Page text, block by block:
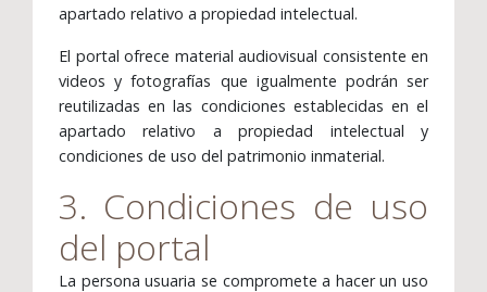
apartado relativo a propiedad intelectual.
El portal ofrece material audiovisual consistente en
videos y fotografías que igualmente podrán ser
reutilizadas en las condiciones establecidas en el
apartado relativo a propiedad intelectual y
condiciones de uso del patrimonio inmaterial.
3. Condiciones de uso
del portal
La persona usuaria se compromete a hacer un uso